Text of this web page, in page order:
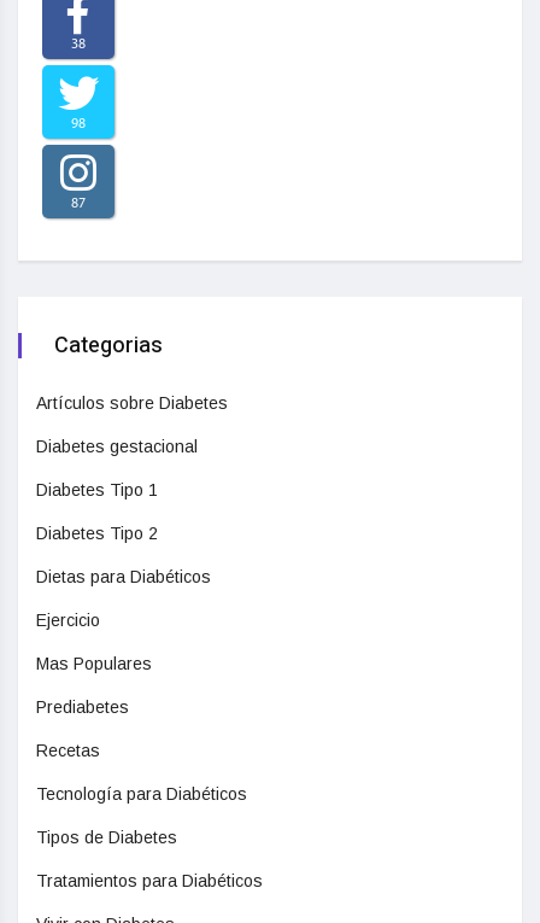
38
98
87
Categorias
Artículos sobre Diabetes
Diabetes gestacional
Diabetes Tipo 1
Diabetes Tipo 2
Dietas para Diabéticos
Ejercicio
Mas Populares
Prediabetes
Recetas
Tecnología para Diabéticos
Tipos de Diabetes
Tratamientos para Diabéticos